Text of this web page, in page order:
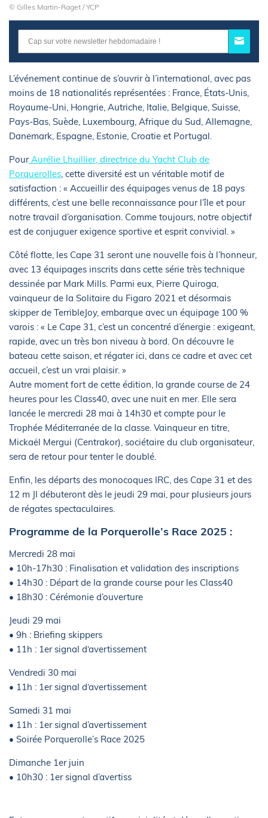
© Gilles Martin-Raget / YCP
L’événement continue de s’ouvrir à l’international, avec pas
moins de 18 nationalités représentées : France, États-Unis,
Royaume-Uni, Hongrie, Autriche, Italie, Belgique, Suisse,
Pays-Bas, Suède, Luxembourg, Afrique du Sud, Allemagne,
Danemark, Espagne, Estonie, Croatie et Portugal.
PourAurélie Lhuillier, directrice du Yacht Club de
Porquerolles, cette diversité est un véritable motif de
satisfaction : « Accueillir des équipages venus de 18 pays
différents, c’est une belle reconnaissance pour l’île et pour
notre travail d’organisation. Comme toujours, notre objectif
est de conjuguer exigence sportive et esprit convivial. »
Côté flotte, les Cape 31 seront une nouvelle fois à l’honneur,
avec 13 équipages inscrits dans cette série très technique
dessinée par Mark Mills. Parmi eux, Pierre Quiroga,
vainqueur de la Solitaire du Figaro 2021 et désormais
skipper de TerribleJoy, embarque avec un équipage 100 %
varois : « Le Cape 31, c’est un concentré d’énergie : exigeant,
rapide, avec un très bon niveau à bord. On découvre le
bateau cette saison, et régater ici, dans ce cadre et avec cet
accueil, c’est un vrai plaisir. »
Autre moment fort de cette édition, la grande course de 24
heures pour les Class40, avec une nuit en mer. Elle sera
lancée le mercredi 28 mai à 14h30 et compte pour le
Trophée Méditerranée de la classe. Vainqueur en titre,
Mickaël Mergui (Centrakor), sociétaire du club organisateur,
sera de retour pour tenter le doublé.
Enfin, les départs des monocoques IRC, des Cape 31 et des
12 m JI débuteront dès le jeudi 29 mai, pour plusieurs jours
de régates spectaculaires.
Programme de la Porquerolle’s Race 2025 :
Mercredi 28 mai
• 10h-17h30 : Finalisation et validation des inscriptions
• 14h30 : Départ de la grande course pour les Class40
• 18h30 : Cérémonie d’ouverture
Jeudi 29 mai
• 9h : Briefing skippers
• 11h : 1er signal d‘avertissement
Vendredi 30 mai
• 11h : 1er signal d‘avertissement
Samedi 31 mai
• 11h : 1er signal d’avertissement
• Soirée Porquerolle’s Race 2025
Dimanche 1er juin
• 10h30 : 1er signal d’avertiss